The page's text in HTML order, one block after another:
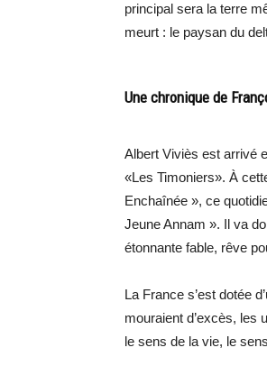
principal sera la terre
meurt : le paysan du
Une chronique de
Albert Viviès est arrivé
«Les Timoniers». À
Enchaînée », ce
Jeune Annam ». Il va
étonnante fable, rêve
La France s’est dotée
mouraient d’excès, les
le sens de la vie, le